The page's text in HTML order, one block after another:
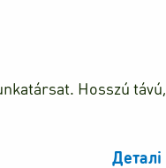
Hosszú távú,
Деталі